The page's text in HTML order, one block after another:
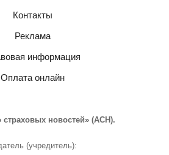
Контакты
Реклама
информация
Оплата онлайн
страховых новостей» (АСН).
(учредитель):